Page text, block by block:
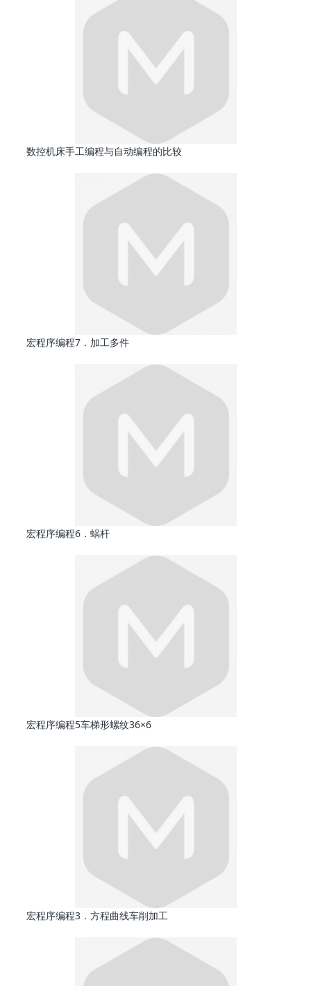
数控机床手工编程与自动编程的比较
宏程序编程7．加工多件
宏程序编程6．蜗杆
宏程序编程5车梯形螺纹36×6
宏程序编程3．方程曲线车削加工